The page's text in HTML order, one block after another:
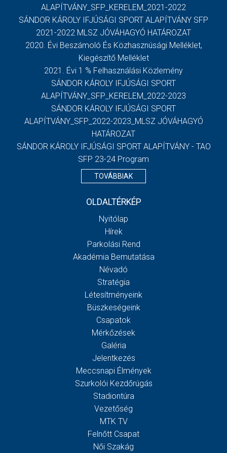
ALAPÍTVÁNY_SFP_KERELEM_2021-2022
SÁNDOR KÁROLY IFJÚSÁGI SPORT ALAPÍTVÁNY SFP
2021-2022 MLSZ JÓVÁHAGYÓ HATÁROZAT
2020. Évi Beszámoló És Közhasznúsági Melléklet,
Kiegészítő Melléklet
2021. Évi 1 % Felhasználási Közlemény
SÁNDOR KÁROLY IFJÚSÁGI SPORT
ALAPÍTVÁNY_SFP_KERELEM_2022-2023
SÁNDOR KÁROLY IFJÚSÁGI SPORT
ALAPÍTVÁNY_SFP_2022-2023_MLSZ JÓVÁHAGYÓ
HATÁROZAT
SÁNDOR KÁROLY IFJÚSÁGI SPORT ALAPÍTVÁNY - TAO
SFP 23-24 Program
TOVÁBBIAK
OLDALTÉRKÉP
Nyitólap
Hírek
Parkolási Rend
Akadémia Bemutatása
Névadó
Stratégia
Létesítményeink
Büszkeségeink
Csapatok
Mérkőzések
Galéria
Jelentkezés
Meccsnapi Élmények
Szurkolói Kezdőrúgás
Stadiontúra
Vezetőség
MTK TV
Felnőtt Csapat
Női Szakág